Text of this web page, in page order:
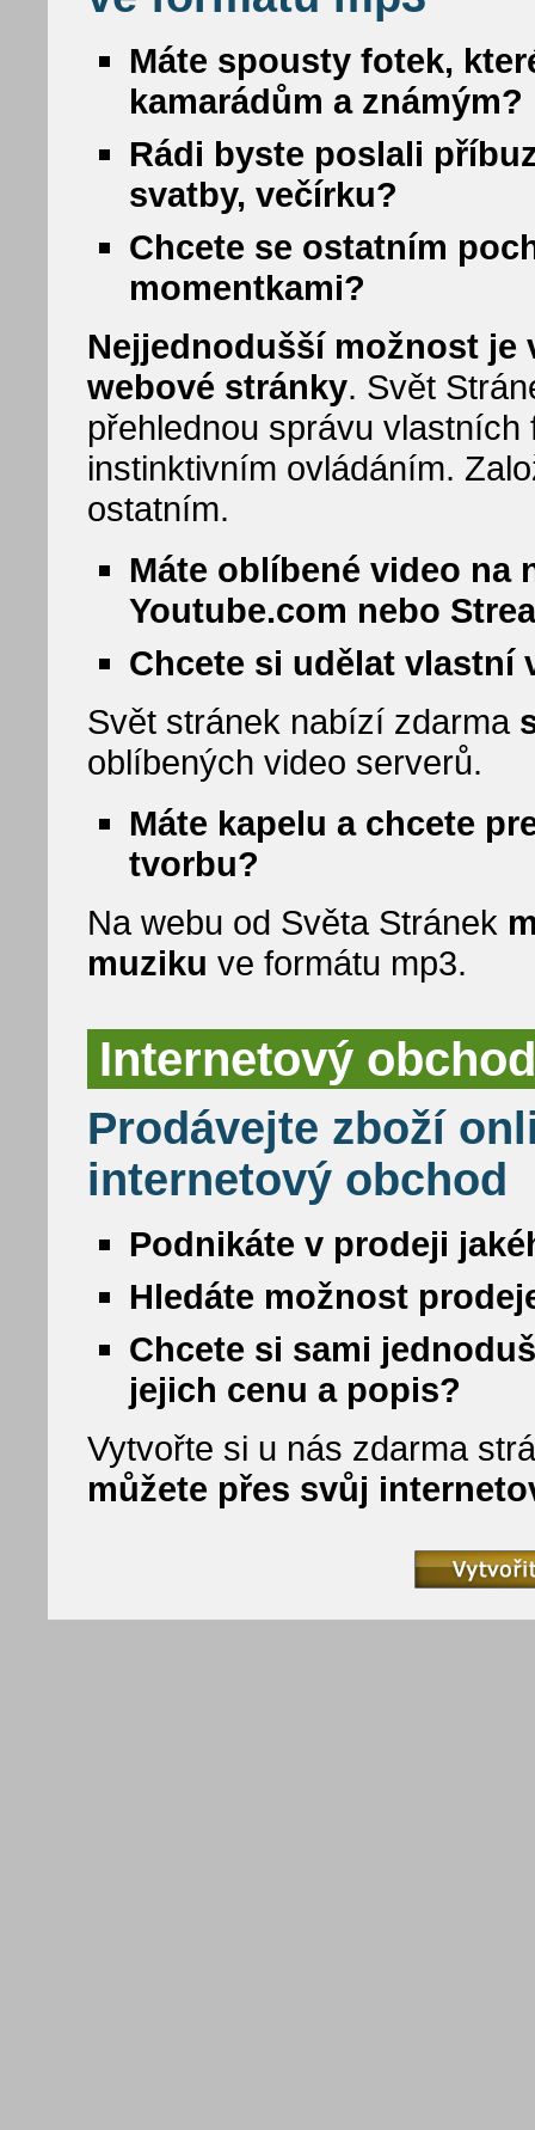
Máte spousty fotek,
kamarádům a známým?
Rádi byste poslali
svatby, večírku?
Chcete se ostatním
momentkami?
Nejjednodušší možnost
webové stránky. Svět
přehlednou správu
instinktivním ovládáním.
ostatním.
Máte oblíbené video na
Youtube.com nebo
Chcete si udělat vlastní
Svět stránek nabízí zdarma
oblíbených video serverů.
Máte kapelu a chcete
tvorbu?
Na webu od Světa Stránek
muziku ve formátu mp3.
Internetový
Prodávejte zboží
internetový obchod
Podnikáte v prodeji
Hledáte možnost
Chcete si sami
jejich cenu a popis?
Vytvořte si u nás zdarma
můžete přes svůj